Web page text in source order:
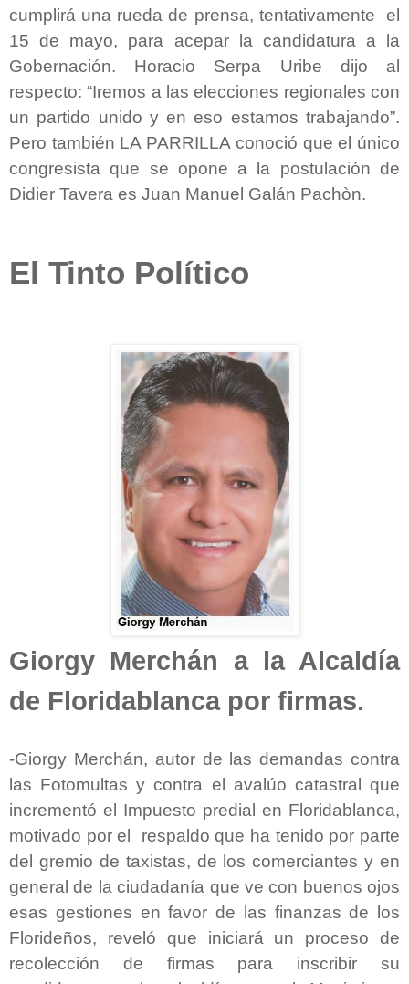
cumplirá una rueda de prensa, tentativamente el
15 de mayo, para acepar la candidatura a la
Gobernación. Horacio Serpa Uribe dijo al
respecto: “Iremos a las elecciones regionales con
un partido unido y en eso estamos trabajando”.
Pero también LA PARRILLA conoció que el único
congresista que se opone a la postulación de
Didier Tavera es Juan Manuel Galán Pachòn.
El Tinto Político
Giorgy Merchán a la Alcaldía
de Floridablanca por firmas.
-Giorgy Merchán, autor de las demandas contra
las Fotomultas y contra el avalúo catastral que
incrementó el Impuesto predial en Floridablanca,
motivado por el respaldo que ha tenido por parte
del gremio de taxistas, de los comerciantes y en
general de la ciudadanía que ve con buenos ojos
esas gestiones en favor de las finanzas de los
Florideños, reveló que iniciará un proceso de
recolección de firmas para inscribir su